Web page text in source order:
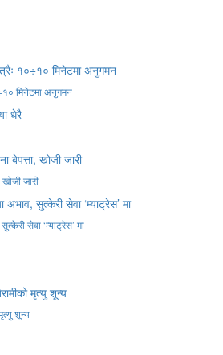
मिनेटमा अनुगमन
जारी
सेवा ‘म्याट्रेस’ मा
शून्य